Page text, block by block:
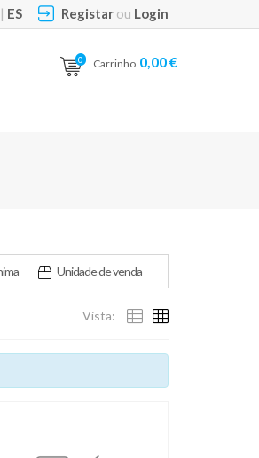
| ES Registar ou Login
0 Carrinho 0,00 €
Unidade de venda
Vista: